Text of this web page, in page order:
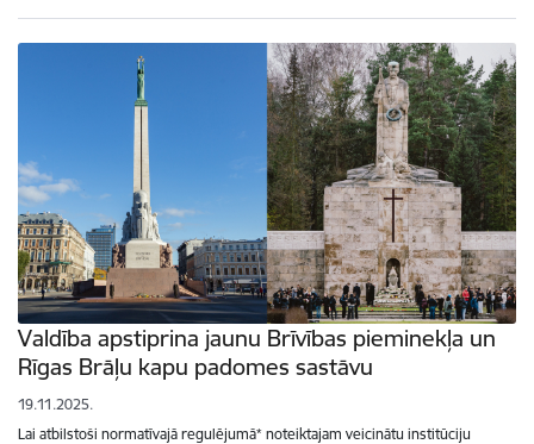
Valdība apstiprina jaunu Brīvības pieminekļa un
Rīgas Brāļu kapu padomes sastāvu
19.11.2025.
Lai atbilstoši normatīvajā regulējumā* noteiktajam veicinātu institūciju